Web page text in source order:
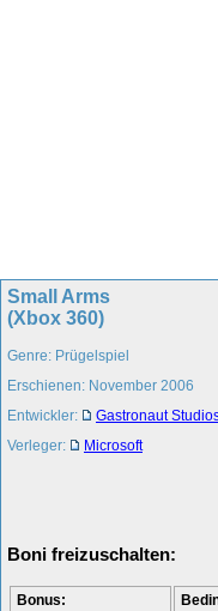
Small Arms
(Xbox 360)
Genre: Prügelspiel
Erschienen: November 2006
Entwickler:
Gastronaut
Verleger:
Microsoft
Boni freizuschalten:
Bonus: